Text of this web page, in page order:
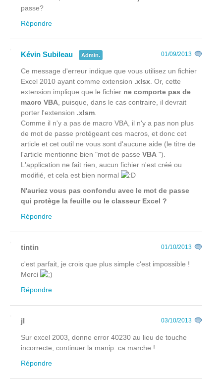
passe?
Répondre
Kévin Subileau Admin. 01/09/2013
Ce message d'erreur indique que vous utilisez un fichier
Excel 2010 ayant comme extension .xlsx . Or, cette
extension implique que le fichier ne comporte pas de
macro VBA , puisque, dans le cas contraire, il devrait
porter l'extension .xlsm
Comme il n'y a pas de macro VBA, il n'y a pas non plus
de mot de passe protégeant ces macros, et donc cet
article et cet outil ne vous sont d'aucune aide (le titre de
l'article mentionne bien "mot de passe VBA ").
L'application ne fait rien, aucun fichier n'est créé ou
modifié, et cela est bien normal
N'auriez vous pas confondu avec le mot de passe
qui protège la feuille ou le classeur Excel ?
Répondre
tintin 01/10/2013
c'est parfait, je crois que plus simple c'est impossible !
Merci
Répondre
jl 03/10/2013
Sur excel 2003, donne error 40230 au lieu de touche
incorrecte, continuer la manip: ca marche !
Répondre